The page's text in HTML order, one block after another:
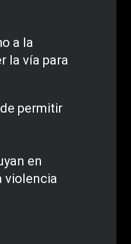
a la
la vía para
permitir
en
violencia